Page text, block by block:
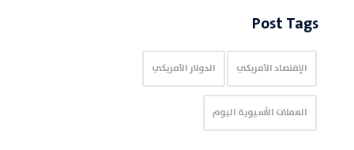
Post Tags
الإقتصاد الأمريكي الدولار الأمريكي
العملات الآسيوية اليوم